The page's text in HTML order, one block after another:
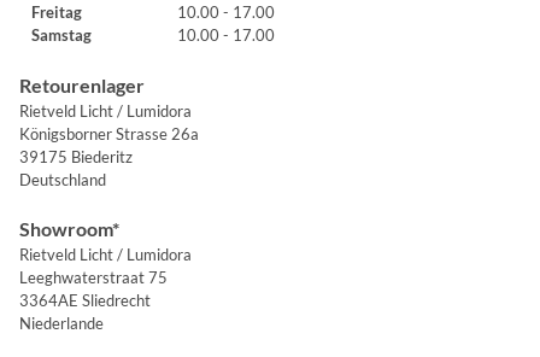
Freitag
10.00 - 17.00
Samstag
10.00 - 17.00
Retourenlager
Rietveld Licht / Lumidora
Königsborner Strasse 26a
39175 Biederitz
Deutschland
Showroom*
Rietveld Licht / Lumidora
Leeghwaterstraat 75
3364AE Sliedrecht
Niederlande